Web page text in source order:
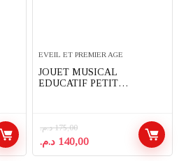
EVEIL ET PREMIER AGE
JOUET MUSICAL
EDUCATIF PETIT
175,00 د.م.
Le
prix
140,00 د.م.
Le
prix